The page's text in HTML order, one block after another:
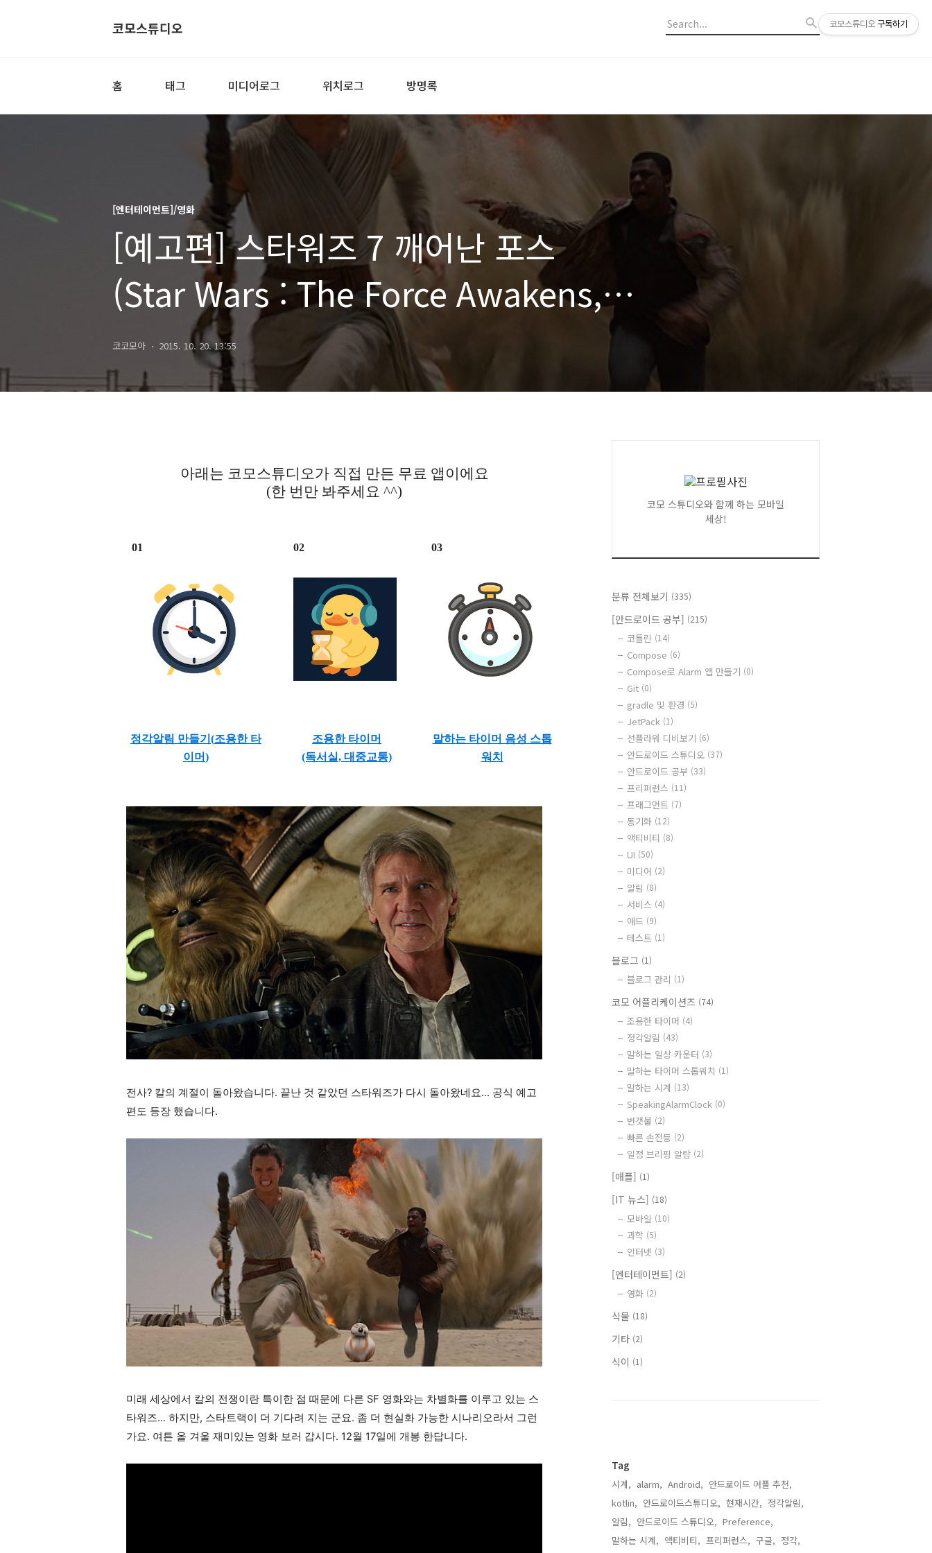
코모스튜디오
홈 태그 미디어로그 위치로그 방명록
[엔터테이먼트]/영화
[예고편] 스타워즈 7 깨어난 포스
(Star Wars : The Force Awakens,
2015)
코코모아 2015. 10. 20. 13:55
아래는 코모스튜디오가 직접 만든 무료 앱이에요
(한 번만 봐주세요 ^^)
01 02 03
정각알림 만들기(조용한 타
이머)
조용한 타이머
(독서실, 대중교통)
말하는 타이머 음성 스톱
워치
전사? 칼의 계절이 돌아왔습니다. 끝난 것 같았던 스타워즈가 다시 돌아왔네요... 공식 예고
편도 등장 했습니다.
미래 세상에서 칼의 전쟁이란 특이한 점 때문에 다른 SF 영화와는 차별화를 이루고 있는 스
타워즈... 하지만, 스타트랙이 더 기다려 지는 군요. 좀 더 현실화 가능한 시나리오라서 그런
가요. 여튼 올 겨울 재미있는 영화 보러 갑시다. 12월 17일에 개봉 한답니다.
코모 스튜디오와 함께 하는 모바일
세상!
분류 전체보기 (335)
[안드로이드 공부] (215)
코틀린 (14)
Compose (6)
Compose로 Alarm 앱 만들기 (0)
Git (0)
gradle 및 환경 (5)
JetPack (1)
선플라워 디비보기 (6)
안드로이드 스튜디오 (37)
안드로이드 공부 (33)
프리퍼런스 (11)
프래그먼트 (7)
동기화 (12)
액티비티 (8)
UI (50)
미디어 (2)
알림 (8)
서비스 (4)
애드 (9)
테스트 (1)
블로그 (1)
블로그 관리 (1)
코모 어플리케이션즈 (74)
조용한 타이머 (4)
정각알림 (43)
말하는 일상 카운터 (3)
말하는 타이머 스톱워치 (1)
말하는 시계 (13)
SpeakingAlarmClock (0)
번갯불 (2)
빠른 손전등 (2)
일정 브리핑 알람 (2)
[애플] (1)
[IT 뉴스] (18)
모바일 (10)
과학 (5)
인터넷 (3)
[엔터테이먼트] (2)
영화 (2)
식물 (18)
기타 (2)
식이 (1)
Tag
시계, alarm, Android, 안드로이드 어플 추천,
kotlin, 안드로이드스튜디오, 현재시간, 정각알림,
알림, 안드로이드 스튜디오, Preference,
말하는 시계, 액티비티, 프리퍼런스, 구글, 정각,
코모스튜디오 구독하기